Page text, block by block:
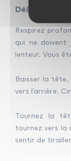
Délier la
Respirez
qui ne doivent
lenteur. Vous
Baisser la tête,
vers l’arrière.
Tournez la
tournez vers la
sentir de